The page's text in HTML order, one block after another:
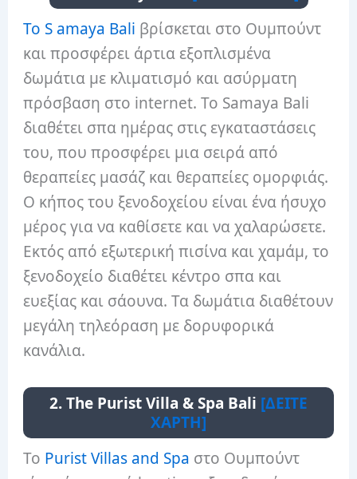
Το S amaya Bali βρίσκεται στο Ουμπούντ
και προσφέρει άρτια εξοπλισμένα
δωμάτια με κλιματισμό και ασύρματη
πρόσβαση στο internet. Το Samaya Bali
διαθέτει σπα ημέρας στις εγκαταστάσεις
του, που προσφέρει μια σειρά από
θεραπείες μασάζ και θεραπείες ομορφιάς.
Ο κήπος του ξενοδοχείου είναι ένα ήσυχο
μέρος για να καθίσετε και να χαλαρώσετε.
Εκτός από εξωτερική πισίνα και χαμάμ, το
ξενοδοχείο διαθέτει κέντρο σπα και
ευεξίας και σάουνα. Τα δωμάτια διαθέτουν
μεγάλη τηλεόραση με δορυφορικά
κανάλια.
2. The Purist Villa & Spa Bali [ΔΕΙΤΕ
ΧΑΡΤΗ]
Το Purist Villas and Spa στο Ουμπούντ